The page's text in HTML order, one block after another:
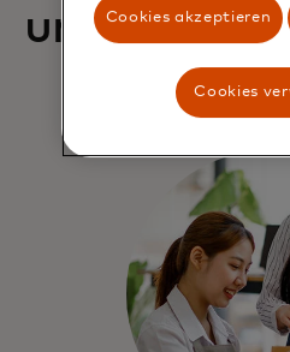
Cookies akzeptieren
Cookies